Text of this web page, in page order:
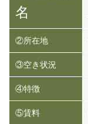
名
②所在地
③空き状況
④特徴
⑤賃料